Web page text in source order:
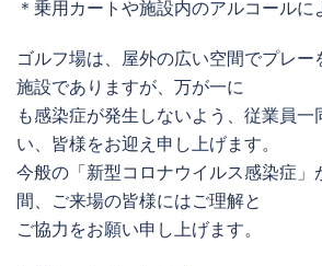
＊乗用カートや施設内のアルコール
ゴルフ場は、屋外の広い空間でプレー
施設でありますが、万が一に
も感染症が発生しないよう、従業員
い、皆様をお迎え申し上げます。
今般の「新型コロナウイルス感染症」
間、ご来場の皆様にはご理解と
ご協力をお願い申し上げます。